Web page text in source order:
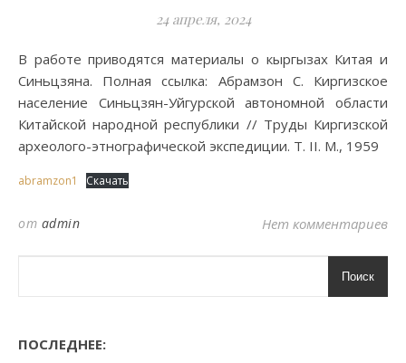
24 апреля, 2024
В работе приводятся материалы о кыргызах Китая и
Синьцзяна. Полная ссылка: Абрамзон С. Киргизское
население Синьцзян-Уйгурской автономной области
Китайской народной республики // Труды Киргизской
археолого-этнографической экспедиции. Т. II. М., 1959
abramzon1 Скачать
от admin Нет комментариев
Поиск
ПОСЛЕДНЕЕ: